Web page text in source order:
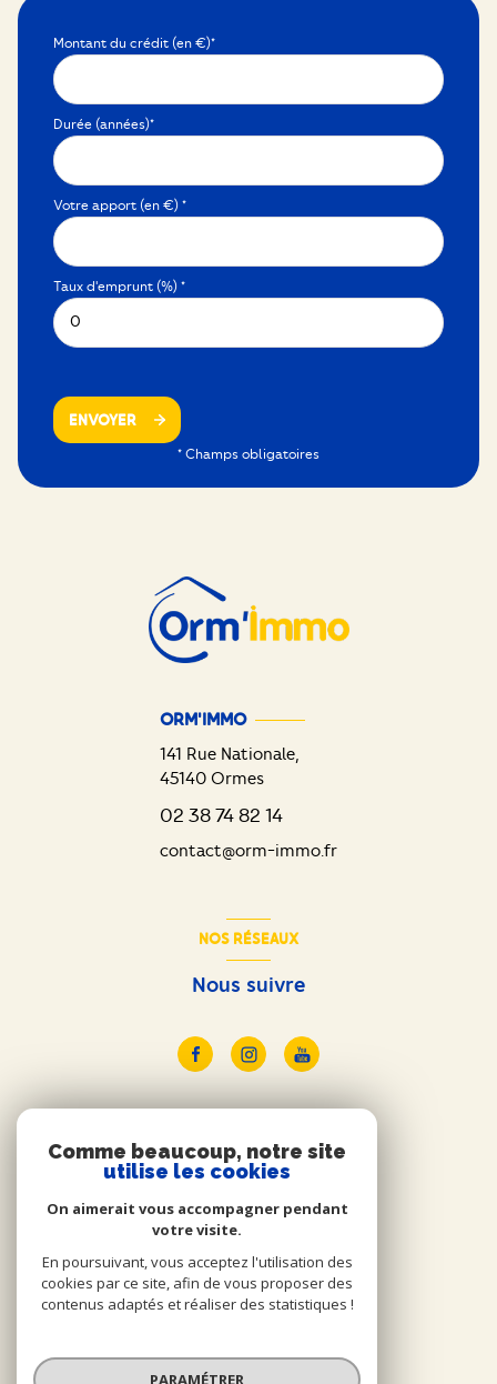
Montant du crédit (en €)*
Durée (années)*
Votre apport (en €) *
Taux d'emprunt (%) *
ENVOYER
* Champs obligatoires
ORM'IMMO
141 Rue Nationale,
45140 Ormes
02 38 74 82 14
contact@orm-immo.fr
NOS RÉSEAUX
Nous suivre
Nous adhérons
Comme beaucoup, notre site
utilise les cookies
On aimerait vous accompagner pendant
votre visite.
En poursuivant, vous acceptez l'utilisation des
cookies par ce site, afin de vous proposer des
contenus adaptés et réaliser des statistiques !
PARAMÉTRER